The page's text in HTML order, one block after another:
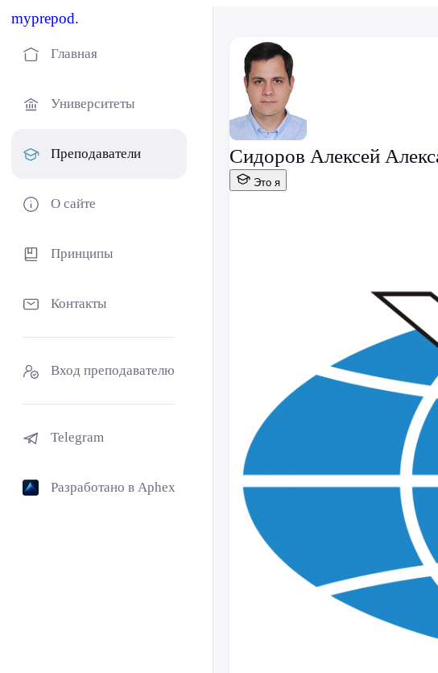
myprepod.
Главная
Университеты
Преподаватели
О сайте
Принципы
Контакты
Вход преподавателю
Telegram
Разработано в Aphex
Сидоров Алексей
Это я